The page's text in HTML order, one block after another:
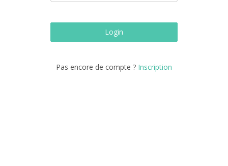
Login
Pas encore de compte ? Inscription